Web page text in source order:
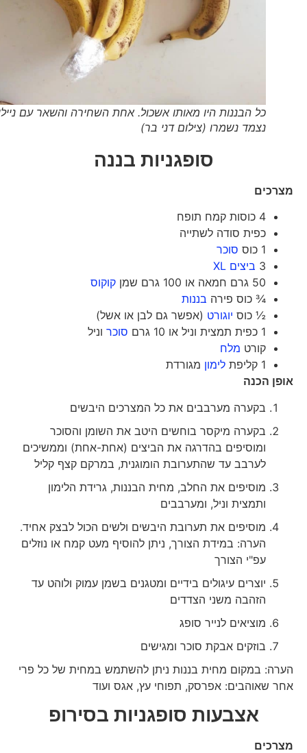
כל הבננות היו מאותו אשכול. אחת השחירה והשאר עם ניילון
נצמד נשמרו (צילום דני בר)
סופגניות בננה
מצרכים
4 כוסות קמח תופח
כפית סודה לשתייה
1 כוס
סוכר
3
ביצים XL
50 גרם חמאה או 100 גרם שמן
קוקוס
¾ כוס פירהבננות
½ כוסיוגורט(אפשר גם לבן או אשל)
1 כפית תמצית וניל או 10 גרם
סוכרוניל
קורטמלח
1 קליפת
לימוןמגורדת
אופן הכנה
בקערה מערבבים את כל המצרכים היבשים
בקערה מיקסר בוחשים היטב את השומן והסוכר
ומוסיפים בהדרגה את הביצים (אחת-אחת) וממשיכים
לערבב עד שהתערובת הומוגנית, במרקם קצף קליל
מוסיפים את החלב, מחית הבננות, גרידת הלימון
ותמצית וניל, ומערבבים
מוסיפים את תערובת היבשים ולשים הכול לבצק אחיד.
הערה: במידת הצורך, ניתן להוסיף מעט קמח או נוזלים
עפ"י הצורך
יוצרים עיגולים בידיים ומטגנים בשמן עמוק ולוהט עד
הזהבה משני הצדדים
מוציאים לנייר סופג
בוזקים אבקת סוכר ומגישים
הערה: במקום מחית בננות ניתן להשתמש במחית של כל פרי
אחר שאוהבים: אפרסק, תפוחי עץ, אגס ועוד
אצבעות סופגניות בסירופ
מצרכים